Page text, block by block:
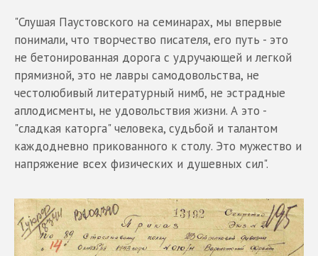
"Слушая Паустовского на семинарах, мы впервые
понимали, что творчество писателя, его путь - это
не бетонированная дорога с удручающей и легкой
прямизной, это не лавры самодовольства, не
честолюбивый литературный нимб, не эстрадные
аплодисменты, не удовольствия жизни. А это -
"сладкая каторга" человека, судьбой и талантом
каждодневно прикованного к столу. Это мужество и
напряжение всех физических и душевных сил".